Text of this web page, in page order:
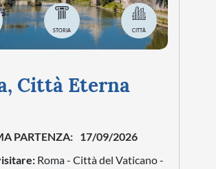
STORIA CITTÀ
Città Eterna
PARTENZA: 17/09/2026
Roma - Città del Vaticano -